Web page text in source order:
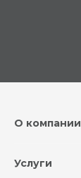
О компании
Услуги